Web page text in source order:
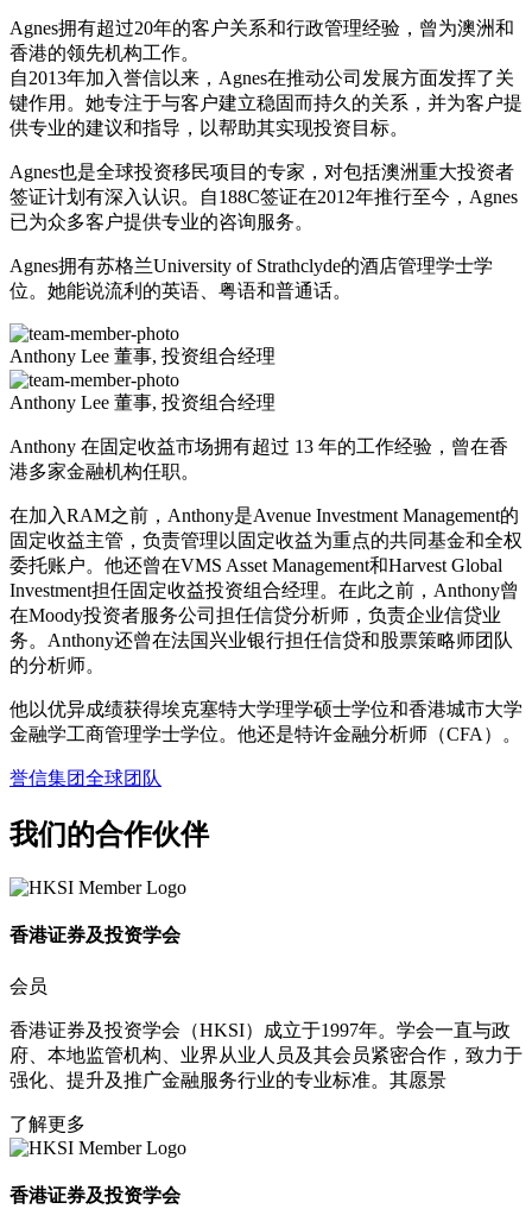
Agnes拥有超过20年的客户关系和行政管理经验，曾为澳洲和
香港的领先机构工作。
自2013年加入誉信​以来，Agnes在推动公司发展方面发挥了关
键作用。她专注于与客户建立稳固而持久的关系，并为客户提
供专业的建议和指导，以帮助其实现投资目标。
Agnes也是全球投资移民项目的专家，对包括澳洲重大投资者
签证计划有深入认识。自188C签证在2012年推行至今，Agnes
已为众多客户提供专业的咨询服务。
Agnes拥有苏格兰University of Strathclyde的酒店管理学士学
位。她能说流利的英语、粤语和普通话。
Anthony Lee 董事, 投资组合经理
Anthony Lee 董事, 投资组合经理
Anthony 在固定收益市场拥有超过 13 年的工作经验，曾在香
港多家金融机构任职。
在加入RAM之前，Anthony是Avenue Investment Management的
固定收益主管，负责管理以固定收益为重点的共同基金和全权
委托账户。他还曾在VMS Asset Management和Harvest Global
Investment担任固定收益投资组合经理。在此之前，Anthony曾
在Moody投资者服务公司担任信贷分析师，负责企业信贷业
务。Anthony还曾在法国兴业银行担任信贷和股票策略师团队
的分析师。
他以优异成绩获得埃克塞特大学理学硕士学位和香港城市大学
金融学工商管理学士学位。他还是特许金融分析师（CFA）。
誉信集团全球团队
我们的合作伙伴
香港证券及投资学会​
会员
香港证券及投资学会（HKSI）成立于1997年。学会一直与政
府、本地监管机构、业界从业人员及其会员紧密合作，致力于
强化、提升及推广金融服务行业的专业标准。其愿景
了解更多
香港证券及投资学会​